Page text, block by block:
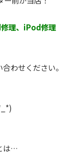
理、iPod修理
わせください。
は…